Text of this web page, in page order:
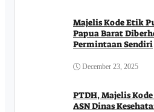
Majelis Kode Etik
Papua Barat
Permintaan Sendiri
December 23, 2025
PTDH, Majelis
ASN Dinas